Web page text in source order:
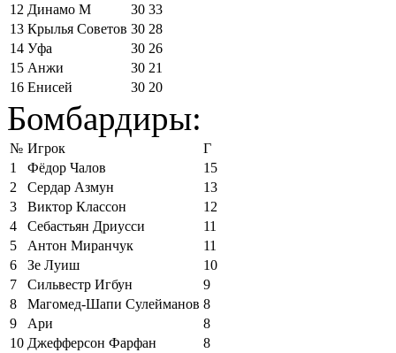
12 Динамо М 30 33
13 Крылья Советов 30 28
14 Уфа 30 26
15 Анжи 30 21
16 Енисей 30 20
Бомбардиры:
№ Игрок
Г
1
Фёдор Чалов
15
2
Сердар Азмун
13
3
Виктор Классон
12
4
Себастьян Дриусси
11
5
Антон Миранчук
11
6
Зе Луиш
10
7
Сильвестр Игбун
9
8
Магомед-Шапи Сулейманов 8
9
Ари
8
10 Джефферсон Фарфан
8